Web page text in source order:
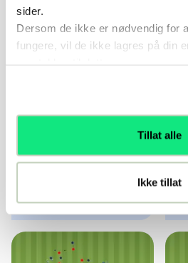
sider.
Dersom de ikke er nødvendig for
fungere, vil de ikke lagres på din
Tillat alle
Ikke tillat
Relaterte øvelser
11 v 11 spilløvelse